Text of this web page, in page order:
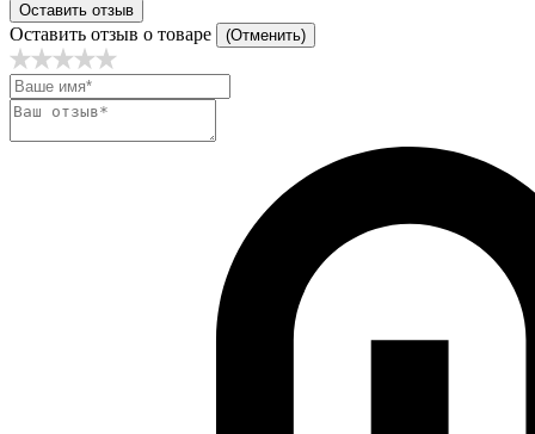
Оставить отзыв
Оставить отзыв о товаре (Отменить)